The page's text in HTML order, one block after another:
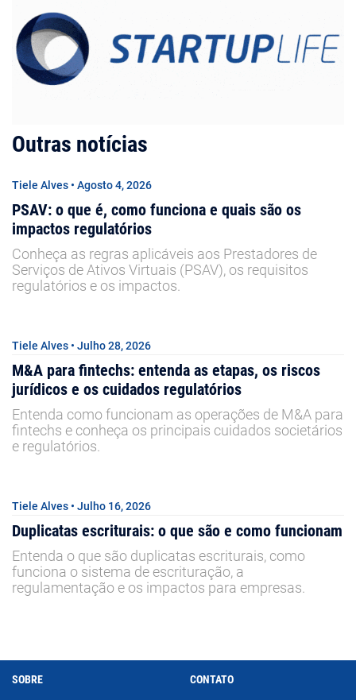
Outras notícias
Tiele Alves • Agosto 4, 2026
PSAV: o que é, como funciona e quais são os
impactos regulatórios
Conheça as regras aplicáveis aos Prestadores de
Serviços de Ativos Virtuais (PSAV), os requisitos
regulatórios e os impactos.
Tiele Alves • Julho 28, 2026
M&A para fintechs: entenda as etapas, os riscos
jurídicos e os cuidados regulatórios
Entenda como funcionam as operações de M&A para
fintechs e conheça os principais cuidados societários
e regulatórios.
Tiele Alves • Julho 16, 2026
Duplicatas escriturais: o que são e como funcionam
Entenda o que são duplicatas escriturais, como
funciona o sistema de escrituração, a
regulamentação e os impactos para empresas.
SOBRE CONTATO